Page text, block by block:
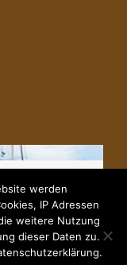
werden
IP Adressen
weitere Nutzung
dieser Daten zu.